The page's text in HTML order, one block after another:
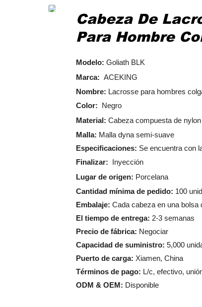
Cabeza De
Para Hombre
Modelo: Goliath BLK
Marca: ACEKING
Nombre: Lacrosse para hombres
Color: Negro
Material: Cabeza compuesta de nylon
Malla: Malla dyna semi-suave
Especificaciones: Se encuentra con
Finalizar: Inyección
Lugar de origen: Porcelana
Cantidad mínima de pedido: 100
Embalaje: Cada cabeza en una
El tiempo de entrega: 2-3 semanas
Precio de fábrica: Negociar
Capacidad de suministro: 5,000
Puerto de carga: Xiamen, China
Términos de pago: L/c, efectivo,
ODM & OEM: Disponible